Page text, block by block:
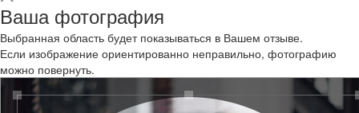
Ваша фотография
Выбранная область будет показываться в Вашем отзыве.
Если изображение ориентированно неправильно, фотографию
можно повернуть.